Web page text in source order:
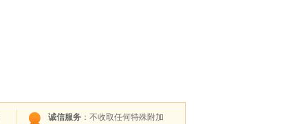
诚信服务 ：不收取任何特殊附加